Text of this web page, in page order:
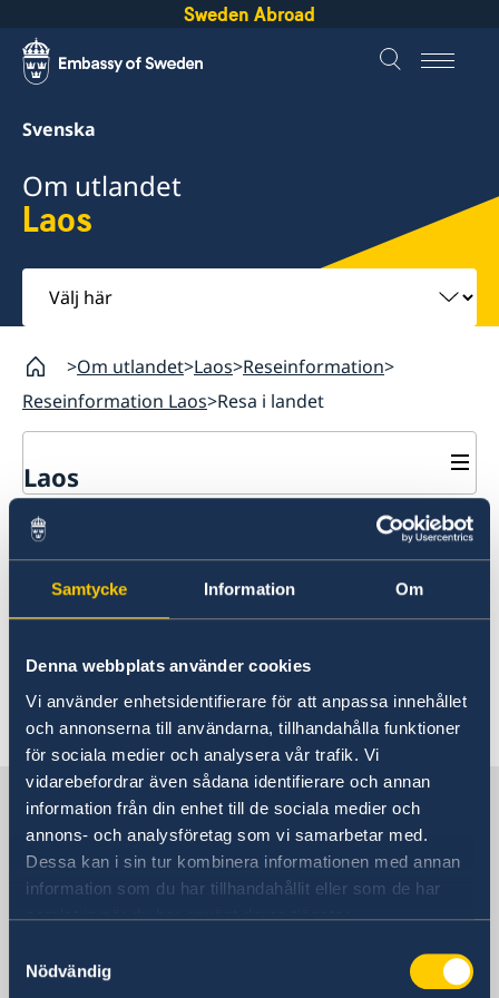
Samtycke Information Om
Denna webbplats använder cookies
Vi använder enhetsidentifierare för att anpassa innehållet
och annonserna till användarna, tillhandahålla funktioner
för sociala medier och analysera vår trafik. Vi
vidarebefordrar även sådana identifierare och annan
information från din enhet till de sociala medier och
annons- och analysföretag som vi samarbetar med.
Dessa kan i sin tur kombinera informationen med annan
information som du har tillhandahållit eller som de har
samlat in när du har använt deras tjänster.
Nödvändig
Sweden Abroad
Svenska
Om utlandet
Laos
Välj
här
Om utlandet Laos Reseinformation
Reseinformation Laos Resa i landet
Laos
Rösta i Laos
Hjälp till svenskar i Laos
Konsulär service till svenskar utomlands
Om du blir sjuk eller skadar dig utomlands
Frihetsberövad i utlandet
Bosatt utomlands
Dödsfall utomlands
Efterlevandepension
Advokatlista
Avgifter
Gifta sig utomlands
Reseinformation
Reseinformation Laos
Allmänna säkerhetsläget
Terrorism
Naturförhållanden och katastrofer
In- och utresebestämmelser
Hälso- och sjukvård
Lokala lagar och sedvänjor
Kriminalitet och personlig säkerhet
Trafiksäkerhet
Försäkringsskydd
Resa i landet
Bli en barnsäker resenär!
Samordningsnummer Laos
Resa i landet
Visit Laos
Tourism Laos
Senast uppdaterad 01 juli 2026, 10.45
Sverige i Laos
Sveriges ambassad